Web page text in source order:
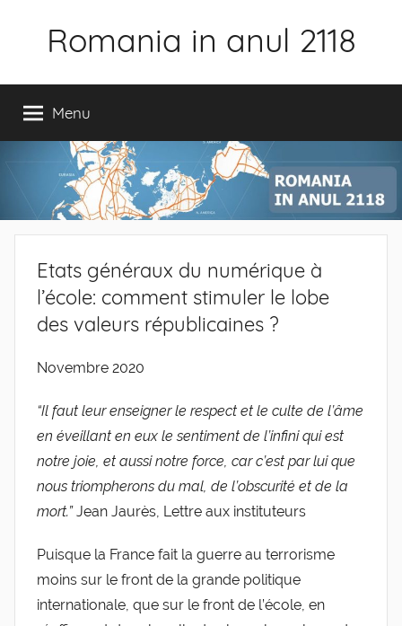
Romania in anul 2118
Menu
Etats généraux du numérique à
l’école: comment stimuler le lobe
des valeurs républicaines ?
Novembre 2020
“Il faut leur enseigner le respect et le culte de l’âme
en éveillant en eux le sentiment de l’infini qui est
notre joie, et aussi notre force, car c’est par lui que
nous triompherons du mal, de l’obscurité et de la
mort.”Jean Jaurès, Lettre aux instituteurs
Puisque la France fait la guerre au terrorisme
moins sur le front de la grande politique
internationale, que sur le front de l’école, en